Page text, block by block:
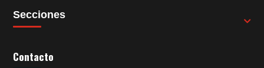
Secciones
Contacto